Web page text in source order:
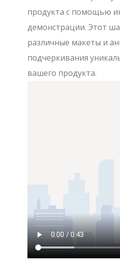
продукта с помощью
демонстрации. Этот
различные макеты и
подчеркивания
вашего продукта.